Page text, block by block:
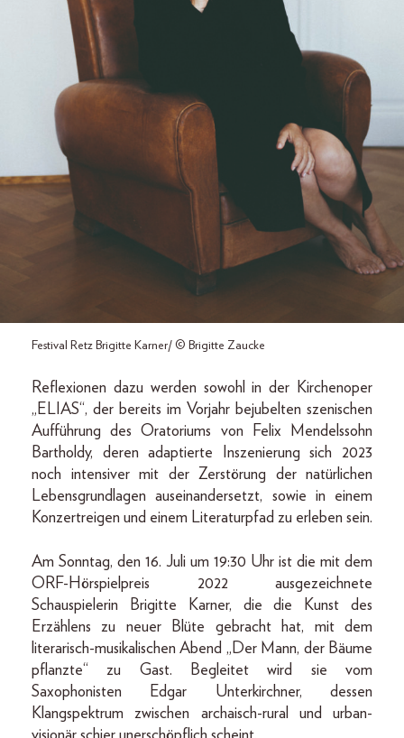
Festival Retz Brigitte Karner/ © Brigitte Zaucke
Reflexionen dazu werden sowohl in der Kirchenoper
„ELIAS“, der bereits im Vorjahr bejubelten szenischen
Aufführung des Oratoriums von Felix Mendelssohn
Bartholdy, deren adaptierte Inszenierung sich 2023
noch intensiver mit der Zerstörung der natürlichen
Lebensgrundlagen auseinandersetzt, sowie in einem
Konzertreigen und einem Literaturpfad zu erleben sein.
Am Sonntag, den 16. Juli um 19:30 Uhr ist die mit dem
ORF-Hörspielpreis 2022 ausgezeichnete
Schauspielerin Brigitte Karner, die die Kunst des
Erzählens zu neuer Blüte gebracht hat, mit dem
literarisch-musikalischen Abend „Der Mann, der Bäume
pflanzte“ zu Gast. Begleitet wird sie vom
Saxophonisten Edgar Unterkirchner, dessen
Klangspektrum zwischen archaisch-rural und urban-